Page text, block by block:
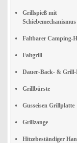
Grillspieß mit
Schiebemechanismus
Faltbarer Camping-
Faltgrill
Dauer-Back- & Grill-
Grillbürste
Gusseisen Grillplatte
Grillzange
Hitzebeständiger